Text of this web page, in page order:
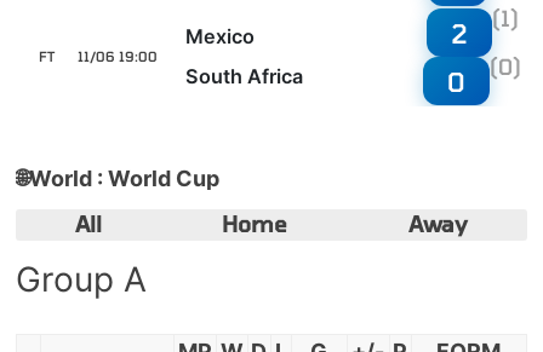
11/06 19:00
FT
Mexico
South Africa
2 (1)
0 (0)
🌐World : World Cup
All Home Away
Group A